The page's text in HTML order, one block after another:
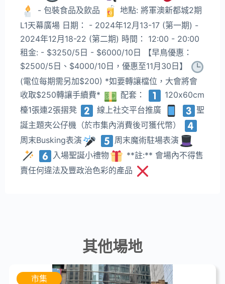
- 包裝食品及飲品
地點: 將軍澳新都城2期
L1天幕廣場 日期： - 2024年12月13-17 (第一期) -
2024年12月18-22 (第二期) 時間： 12:00 - 20:00
租金: - $3250/5日 - $6000/10日 【早鳥優惠：
$2500/5日、$4000/10日，優惠至11月30日】
(電位每期需另加$200) *如要轉讓檔位，大會將會
收取$250轉讓手續費*
配套：
120x60cm
檯1張連2張摺凳
線上社交平台推廣
聖
誕主題夾公仔機（於市集內消費後可獲代幣）
周末Busking表演
周末魔術駐場表演
入場聖誕小禮物
**註:** 會場內不得售
賣任何違法及豐政治色彩的產品
其他場地
市集